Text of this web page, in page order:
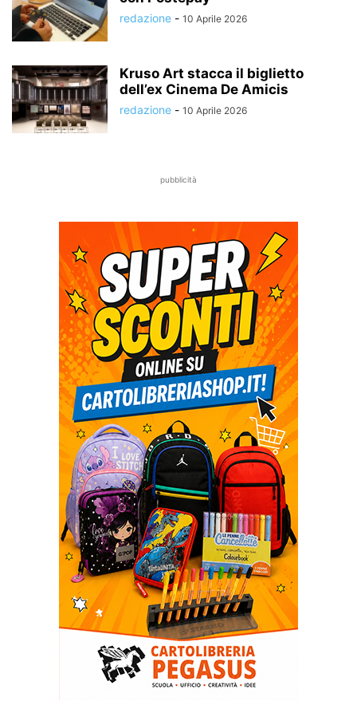
redazione - 10 Aprile 2026
Kruso Art stacca il biglietto
dell’ex Cinema De Amicis
redazione - 10 Aprile 2026
pubblicità